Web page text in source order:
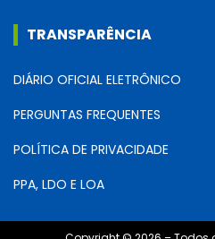
TRANSPARÊNCIA
DIÁRIO OFICIAL ELETRÔNICO
PERGUNTAS FREQUENTES
POLÍTICA DE PRIVACIDADE
PPA, LDO E LOA